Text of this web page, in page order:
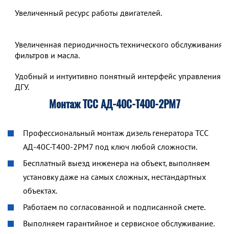
Увеличенный ресурс работы двигателей.
Увеличенная периодичность технического обслуживания,
фильтров и масла.
Удобный и интуитивно понятный интерфейс управления
ДГУ.
Монтаж ТСС АД-40С-Т400-2РМ7
Профессиональный монтаж дизель генератора ТСС
АД-40С-Т400-2РМ7 под ключ любой сложности.
Бесплатный выезд инженера на объект, выполняем
установку даже на самых сложных, нестандартных
объектах.
Работаем по согласованной и подписанной смете.
Выполняем гарантийное и сервисное обслуживание.